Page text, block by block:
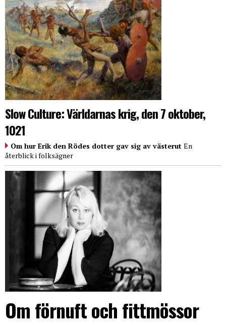
Slow Culture: Världarnas krig, den 7 oktober,
1021
Om hur Erik den Rödes dotter gav sig av västerut En
återblick i folksägner
Om förnuft och fittmössor